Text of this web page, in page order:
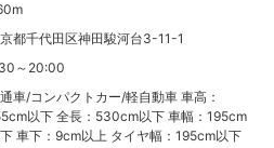
都千代田区神田駿河台3-11-1
～20:00
車/コンパクトカー/軽自動車 車高：
以下 全長：530cm以下 車幅：195cm
車下：9cm以上 タイヤ幅：195cm以下